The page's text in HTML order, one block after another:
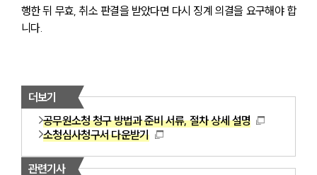
행한 뒤 무효, 취소 판결을 받았다면 다시 징계 의결을 요구해야 합
니다.
더보기
공무원소청 청구 방법과 준비 서류, 절차 상세 설명
소청심사청구서 다운받기
관련기사